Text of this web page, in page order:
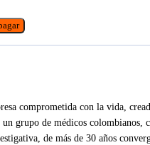
comprometida con la vida,
grupo de médicos colombianos,
de más de 30 años